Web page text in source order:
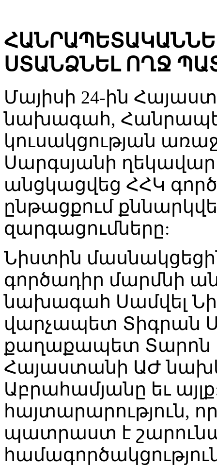
ՍՏԱՆՁՆԵԼ ՈՂՋ
Մայիսի 24-ին
նախագահ,
կուսակցության
Սարգսյանի
անցկացվեց ՀՀԿ
ընթացքում
զարգացումները:
Նիստին
գործադիր մարմնի
նախագահ Սամվել
վարչապետ Տիգրան
քաղաքապետ Տարոն
Հայաստանի ԱԺ
Աբրահամյանը եւ
հայտարարություն,
պատրաստ է